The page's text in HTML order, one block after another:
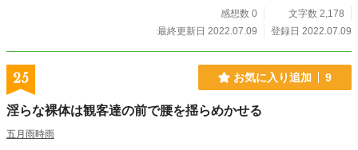
感想数 0
文字数 2,178
最終更新日 2022.07.09
登録日 2022.07.09
25 お気に入り追加 9
淫らな裸体は観客達の前で腰を揺らめかせる
五月雨時雨